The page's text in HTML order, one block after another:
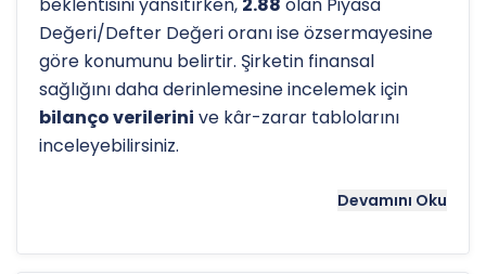
Değeri/Defter Değeri oranı ise özsermayesine
göre konumunu belirtir. Şirketin finansal
sağlığını daha derinlemesine incelemek için
bilanço verilerini ve kâr-zarar tablolarını
inceleyebilirsiniz.
Hissenin uzun vadeli trendini ve potansiyel
analizgöstergeleri önemli bir araçtır. Hissenin
Devamını Oku